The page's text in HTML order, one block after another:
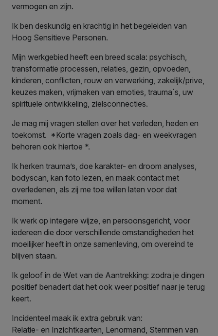
vermogen en zijn.
Ik ben deskundig en krachtig in het begeleiden van
Hoog Sensitieve Personen.
Mijn werkgebied heeft een breed scala: psychisch,
transformatie processen, relaties, gezin, opvoeden,
kinderen, conflicten, rouw en verwerking, zakelijk/prive,
keuzes maken, vrijmaken van emoties, trauma`s, uw
spirituele ontwikkeling, zielsconnecties.
Je mag mij vragen stellen over het verleden, heden en
toekomst. *Korte vragen zoals dag- en weekvragen
behoren ook hiertoe *.
Ik herken trauma’s, doe karakter- en droom analyses,
bodyscan, kan foto lezen, en maak contact met
overledenen, als zij me toe willen laten voor dat
moment.
Ik werk op integere wijze, en persoonsgericht, voor
iedereen die door verschillende omstandigheden het
moeilijker heeft in onze samenleving, om overeind te
blijven staan.
Ik geloof in de Wet van de Aantrekking: zodra je dingen
positief benadert dat het ook weer positief naar je terug
keert.
Incidenteel maak ik extra gebruik van:
Relatie- en Inzichtkaarten, Lenormand, Stemmen van